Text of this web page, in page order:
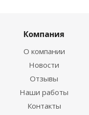
Компания
О компании
Новости
Отзывы
Наши работы
Контакты